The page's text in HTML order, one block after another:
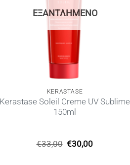
ΕΞΑΝΤΛΗΜΈΝΟ
KERASTASE
Kerastase Soleil Creme UV Sublime
150ml
€33,00 Original
€30,00Η